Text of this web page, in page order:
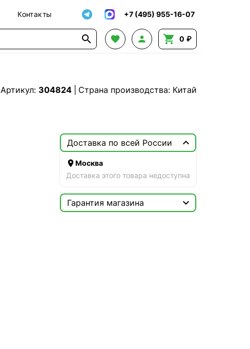
Контакты +7 (495) 955-16-07
    0 ₽
Артикул: 304824 Страна производства: Китай
Доставка по всей России 
Москва
Доставка этого товара недоступна
Гарантия магазина
